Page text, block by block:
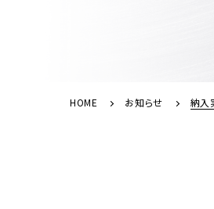
HOME お知らせ 納入